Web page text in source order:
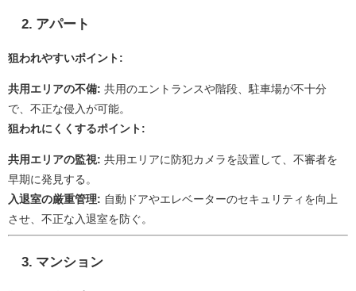
2. アパート
狙われやすいポイント:
共用エリアの不備: 共用のエントランスや階段、駐車場が不十分
で、不正な侵入が可能。
狙われにくくするポイント:
共用エリアの監視: 共用エリアに防犯カメラを設置して、不審者を
早期に発見する。
入退室の厳重管理: 自動ドアやエレベーターのセキュリティを向上
させ、不正な入退室を防ぐ。
3. マンション